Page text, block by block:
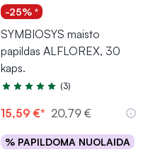
-25% *
SYMBIOSYS maisto
papildas ALFLOREX, 30
kaps.
Įvertinimas 5.0 iš 5
(3)
15,59 €* 20,79 €
% PAPILDOMA NUOLAIDA